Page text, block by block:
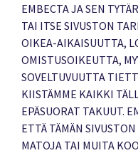
EMBECTA JA SEN
TAI ITSE SIVUSTON
OIKEA-AIKAISUUTTA,
OMISTUSOIKEUTTA,
SOVELTUVUUTTA
KIISTÄMME KAIKKI
EPÄSUORAT TAKUUT.
ETTÄ TÄMÄN
MATOJA TAI MUITA